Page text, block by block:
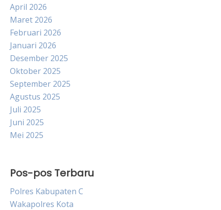
April 2026
Maret 2026
Februari 2026
Januari 2026
Desember 2025
Oktober 2025
September 2025
Agustus 2025
Juli 2025
Juni 2025
Mei 2025
Pos-pos Terbaru
Polres Kabupaten C
Wakapolres Kota